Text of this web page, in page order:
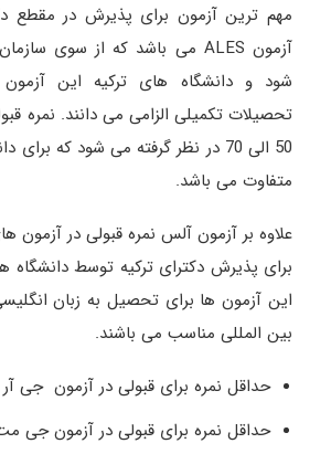
مهم ترین آزمون برای پذیرش در مقطع
شود و دانشگاه های ترکیه این آزمون
تحصیلات تکمیلی الزامی می دانند. نمره
50 الی 70 در نظر گرفته می شود که
متفاوت می باشد.
برای پذیرش دکترای ترکیه توسط دانشگاه
این آزمون ها برای تحصیل به زبان
بین المللی مناسب می باشند.
حداقل نمره برای قبولی در آزمون جی آر ای
حداقل نمره برای قبولی در آزمون جی مت